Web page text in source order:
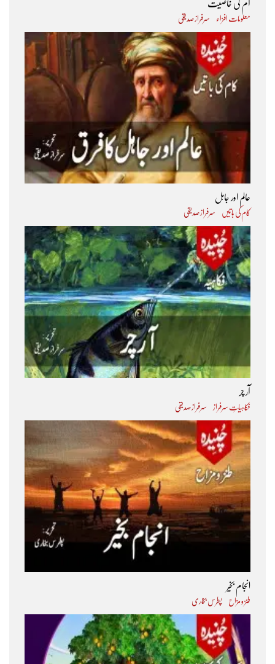
آم کی خاصیت
معلومات افزاء سرفراز صدیقی
عالم اور جاہل
کام کی باتیں سرفراز صدیقی
آر چر
فکاہیاتِ سرفراز سرفراز صدیقی
انجام بخیر
طنز و مزاح پطرس بخاری